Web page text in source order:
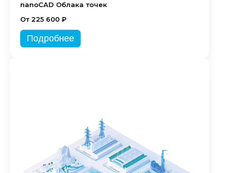
nanoCAD Облака точек
От 225 600 ₽
Подробнее